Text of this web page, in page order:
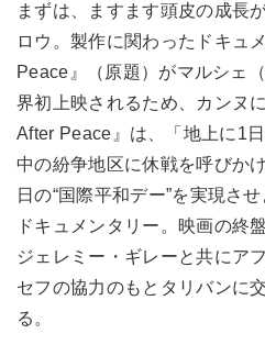
まずは、ますます頭皮の成長
ロウ。製作に関わったドキュ
Peace』（原題）がマルシェ
界初上映されるため、カンヌ
After Peace』は、「地上に1
中の紛争地区に休戦を呼びか
日の“国際平和デー”を実現さ
ドキュメンタリー。映画の終
ジェレミー・ギレーと共にア
セフの協力のもとタリバンに
る。